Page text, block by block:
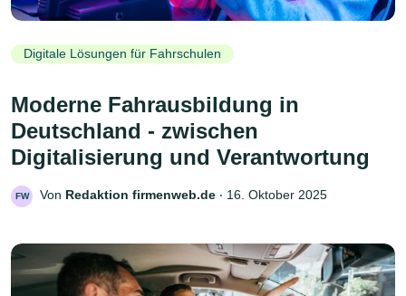
Digitale Lösungen für Fahrschulen
Moderne Fahrausbildung in
Deutschland - zwischen
Digitalisierung und Verantwortung
FW Von Redaktion firmenweb.de ‧ 16. Oktober 2025